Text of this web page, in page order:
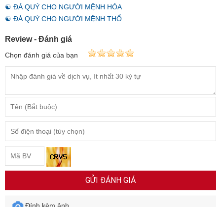
☯ ĐÁ QUÝ CHO NGƯỜI MỆNH HỎA
☯ ĐÁ QUÝ CHO NGƯỜI MỆNH THỔ
Review - Đánh giá
Chọn đánh giá của bạn
GỬI ĐÁNH GIÁ